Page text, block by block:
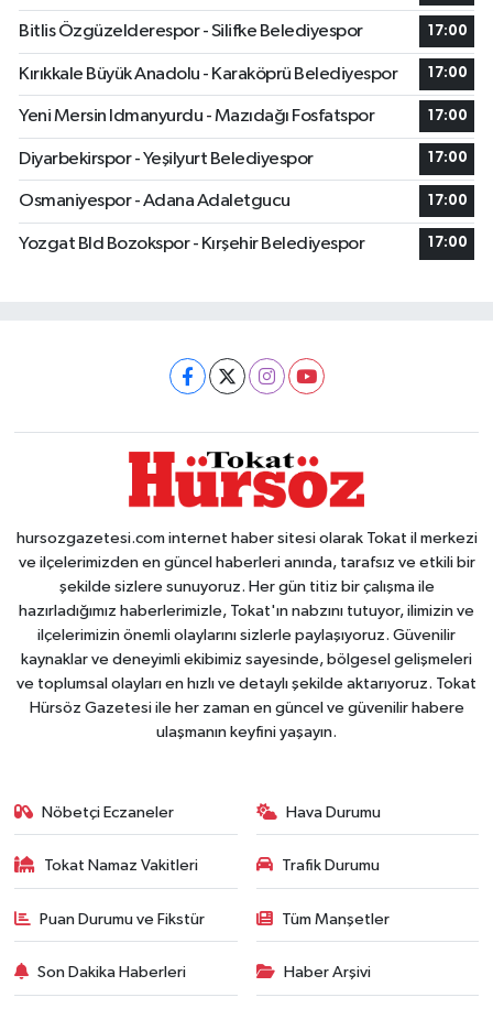
Bitlis Özgüzelderespor - Silifke Belediyespor 17:00
Kırıkkale Büyük Anadolu - Karaköprü Belediyespor 17:00
Yeni Mersin Idmanyurdu - Mazıdağı Fosfatspor 17:00
Diyarbekirspor - Yeşilyurt Belediyespor 17:00
Osmaniyespor - Adana Adaletgucu 17:00
Yozgat Bld Bozokspor - Kırşehir Belediyespor 17:00
hursozgazetesi.com internet haber sitesi olarak Tokat il merkezi
ve ilçelerimizden en güncel haberleri anında, tarafsız ve etkili bir
şekilde sizlere sunuyoruz. Her gün titiz bir çalışma ile
hazırladığımız haberlerimizle, Tokat'ın nabzını tutuyor, ilimizin ve
ilçelerimizin önemli olaylarını sizlerle paylaşıyoruz. Güvenilir
kaynaklar ve deneyimli ekibimiz sayesinde, bölgesel gelişmeleri
ve toplumsal olayları en hızlı ve detaylı şekilde aktarıyoruz. Tokat
Hürsöz Gazetesi ile her zaman en güncel ve güvenilir habere
ulaşmanın keyfini yaşayın.
Nöbetçi Eczaneler Hava Durumu
Tokat Namaz Vakitleri Trafik Durumu
Puan Durumu ve Fikstür Tüm Manşetler
Son Dakika Haberleri Haber Arşivi